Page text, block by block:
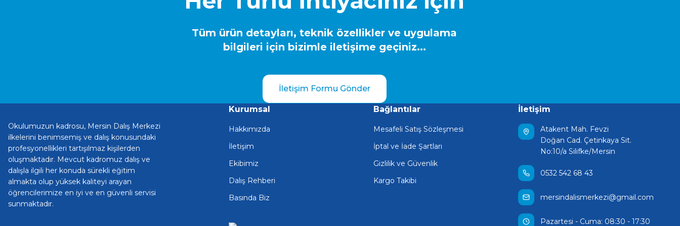
Tüm ürün detayları, teknik özellikler ve uygulama
bilgileri için bizimle iletişime geçiniz...
İletişim Formu Gönder
Okulumuzun kadrosu, Mersin Dalış Merkezi
ilkelerini benimsemiş ve dalış konusundaki
profesyonellikleri tartışılmaz kişilerden
oluşmaktadır. Mevcut kadromuz dalış ve
dalışla ilgili her konuda sürekli eğitim
almakta olup yüksek kaliteyi arayan
öğrencilerimize en iyi ve en güvenli servisi
sunmaktadır.
Kurumsal
Hakkımızda
İletişim
Ekibimiz
Dalış Rehberi
Basında Biz
Bağlantılar
Mesafeli Satış Sözleşmesi
İptal ve İade Şartları
Gizlilik ve Güvenlik
Kargo Takibi
İletişim
Atakent Mah. Fevzi
Doğan Cad. Çetinkaya Sit.
No:10/a Silifke/Mersin
0532 542 68 43
mersindalismerkezi@gmail.com
Pazartesi - Cuma: 08:30 - 17:30